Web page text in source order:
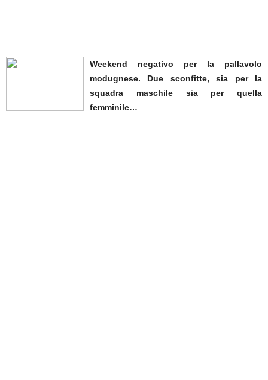
Weekend negativo per la pallavolo
modugnese. Due sconfitte, sia per la
squadra maschile sia per quella
femminile…